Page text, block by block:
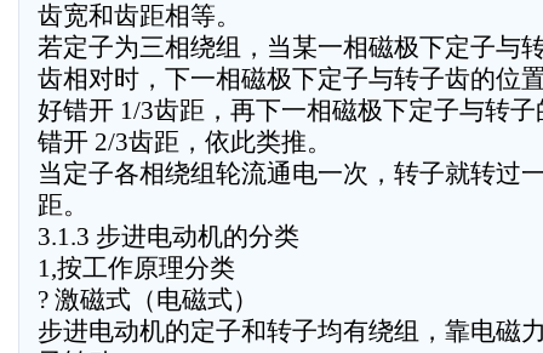
齿宽和齿距相等。
若定子为三相绕组，当某一相磁极下定子与
齿相对时，下一相磁极下定子与转子齿的位
好错开 1/3齿距，再下一相磁极下定子与转子
错开 2/3齿距，依此类推。
当定子各相绕组轮流通电一次，转子就转过
距。
3.1.3 步进电动机的分类
1,按工作原理分类
? 激磁式（电磁式）
步进电动机的定子和转子均有绕组，靠电磁